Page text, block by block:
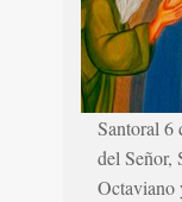
Santoral 6
del Señor,
Octaviano